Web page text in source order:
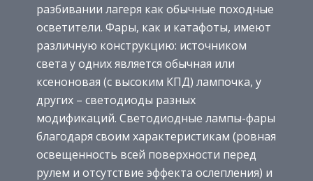
разбивании лагеря как обычные походные
осветители. Фары, как и катафоты, имеют
различную конструкцию: источником
света у одних является обычная или
ксеноновая (с высоким КПД) лампочка, у
других – светодиоды разных
модификаций. Светодиодные лампы-фары
благодаря своим характеристикам (ровная
освещенность всей поверхности перед
рулем и отсутствие эффекта ослепления) и